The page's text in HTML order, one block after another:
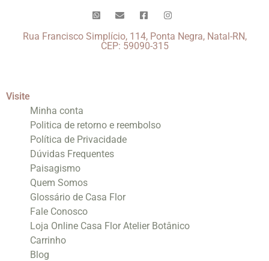
Rua Francisco Simplício, 114, Ponta Negra, Natal-RN,
CEP: 59090-315
Visite
Minha conta
Politica de retorno e reembolso
Política de Privacidade
Dúvidas Frequentes
Paisagismo
Quem Somos
Glossário de Casa Flor
Fale Conosco
Loja Online Casa Flor Atelier Botânico
Carrinho
Blog